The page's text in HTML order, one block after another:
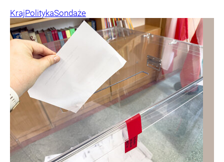
KrajPolitykaSondaże